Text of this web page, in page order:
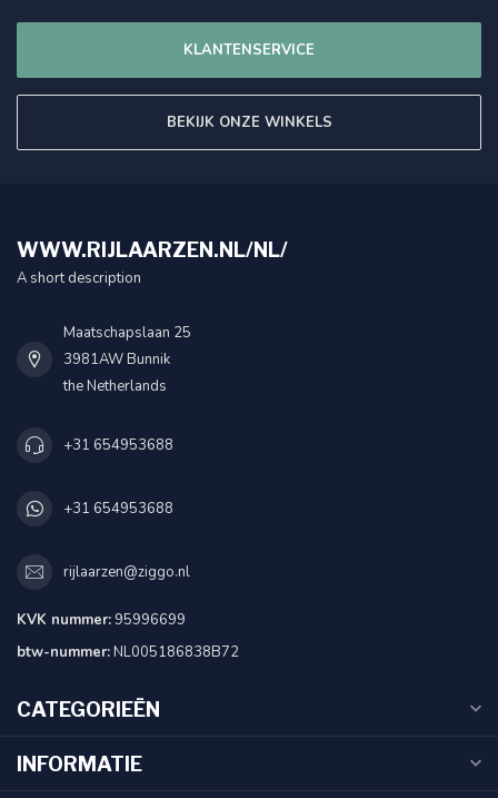
KLANTENSERVICE
BEKIJK ONZE WINKELS
WWW.RIJLAARZEN.NL/NL/
A short description
Maatschapslaan 25
3981AW Bunnik
the Netherlands
+31 654953688
+31 654953688
rijlaarzen@ziggo.nl
KVK nummer:95996699
btw-nummer:NL005186838B72
CATEGORIEËN
INFORMATIE